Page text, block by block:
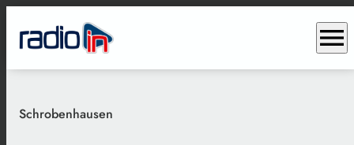
menu
Schrobenhausen